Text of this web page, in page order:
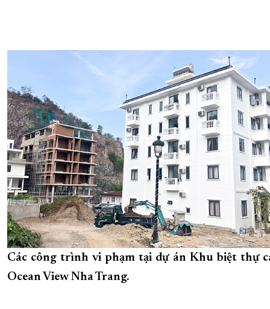
Các công trình vi phạm tại dự án Khu biệt thự
Ocean View Nha Trang.